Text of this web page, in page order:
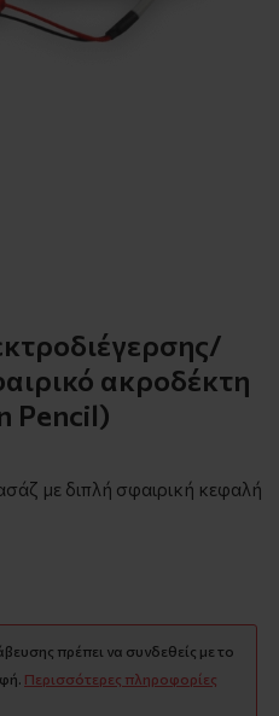
ακροδέκτη
Pencil)
με διπλή σφαιρική κεφαλή
πρέπει να συνδεθείς με το
Περισσότερες πληροφορίες